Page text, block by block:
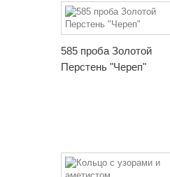
585 проба Золотой
Перстень "Череп"